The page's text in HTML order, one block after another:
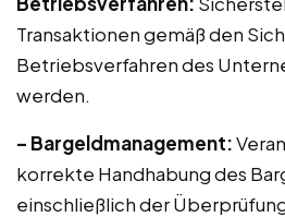
Transaktionen gemäß den
Betriebsverfahren des
werden.
– Bargeldmanagement:
korrekte Handhabung des
einschließlich der